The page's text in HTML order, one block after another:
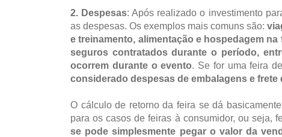
2. Despesas: Após realizado o investimento
as despesas. Os exemplos mais comuns são:
e treinamento, alimentação e hospedagem
seguros contratados durante o período,
ocorrem durante o evento. Se for uma feira
considerado despesas de embalagens e frete
O cálculo de retorno da feira se dá
para os casos de feiras à consumidor, ou seja,
se pode simplesmente pegar o valor da